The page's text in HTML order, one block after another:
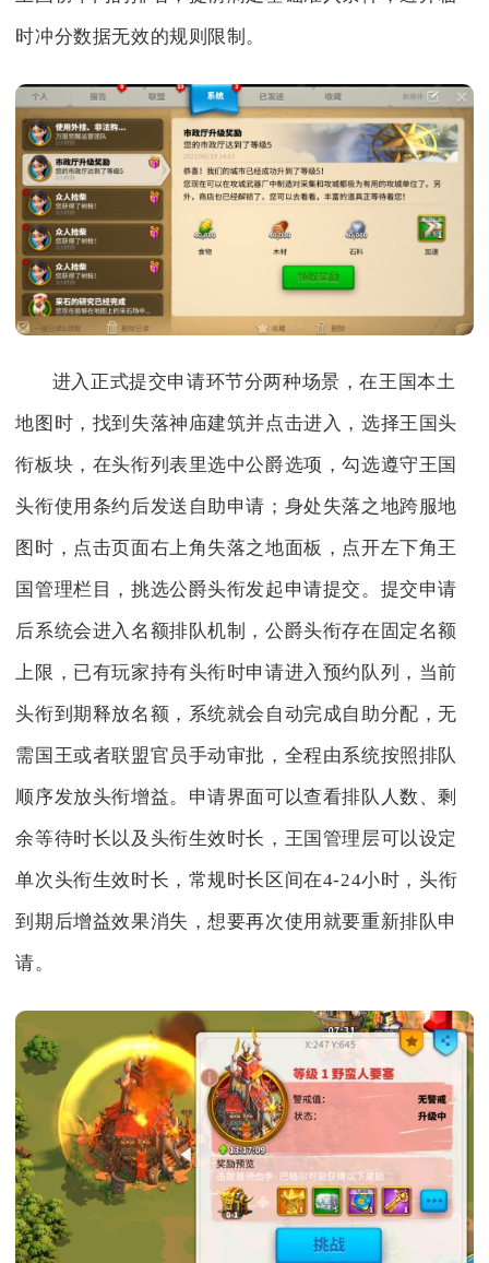
时冲分数据无效的规则限制。
进入正式提交申请环节分两种场景，在王国本土
地图时，找到失落神庙建筑并点击进入，选择王国头
衔板块，在头衔列表里选中公爵选项，勾选遵守王国
头衔使用条约后发送自助申请；身处失落之地跨服地
图时，点击页面右上角失落之地面板，点开左下角王
国管理栏目，挑选公爵头衔发起申请提交。提交申请
后系统会进入名额排队机制，公爵头衔存在固定名额
上限，已有玩家持有头衔时申请进入预约队列，当前
头衔到期释放名额，系统就会自动完成自助分配，无
需国王或者联盟官员手动审批，全程由系统按照排队
顺序发放头衔增益。申请界面可以查看排队人数、剩
余等待时长以及头衔生效时长，王国管理层可以设定
单次头衔生效时长，常规时长区间在4‑24小时，头衔
到期后增益效果消失，想要再次使用就要重新排队申
请。